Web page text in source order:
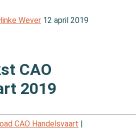
Wever 12 april 2019
CAO
2019
CAO Handelsvaart